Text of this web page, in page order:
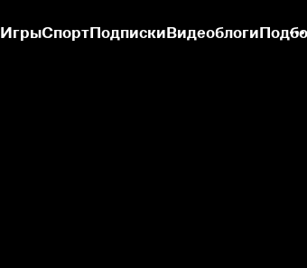
ИгрыСпортПодпискиВидеоблоги